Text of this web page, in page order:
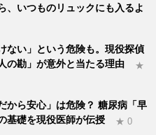
、いつものリュックにも入るよ
ない」という危険も。現役探偵
の勘」が意外と当たる理由
★
から安心」は危険？ 糖尿病「早
基礎を現役医師が伝授
★ 0